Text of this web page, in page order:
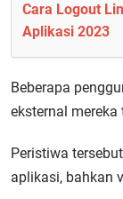
Cara Logout
Aplikasi 2023
Beberapa
eksternal mereka
Peristiwa
aplikasi, bahkan